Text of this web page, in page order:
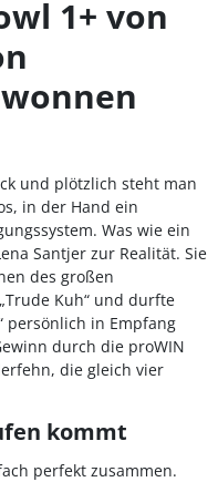
1+ von
und plötzlich steht man
in der Hand ein
Was wie ein
Santjer zur Realität. Sie
des großen
Kuh“ und durfte
persönlich in Empfang
durch die proWIN
die gleich vier
kommt
perfekt zusammen.